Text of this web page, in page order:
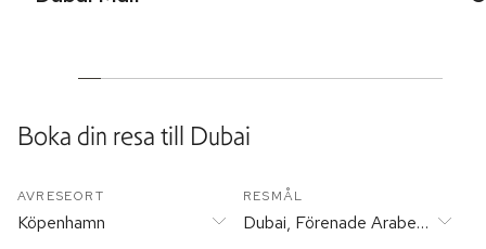
Boka din resa till Dubai
AVRESEORT
Köpenhamn
RESMÅL
Dubai, Förenade Arabemiraten